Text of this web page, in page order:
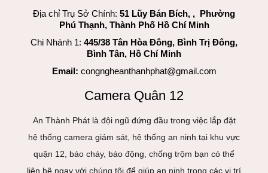
Địa chỉ Trụ Sở Chính: 51 Lũy Bán Bích, , Phường
Phú Thạnh, Thành Phố Hồ Chí Minh
Chi Nhánh 1: 445/38 Tân Hòa Đông, Bình Trị Đông,
Bình Tân, Hồ Chí Minh
Email: congngheanthanhphat@gmail.com
Camera Quân 12
An Thành Phát là đội ngũ đứng đầu trong việc lắp đặt
hệ thống camera giám sát, hệ thống an ninh tại khu vực
quận 12, báo cháy, báo động, chống trộm bạn có thể
liên hệ ngay với chúng tôi để giúp an ninh trong các vị trí